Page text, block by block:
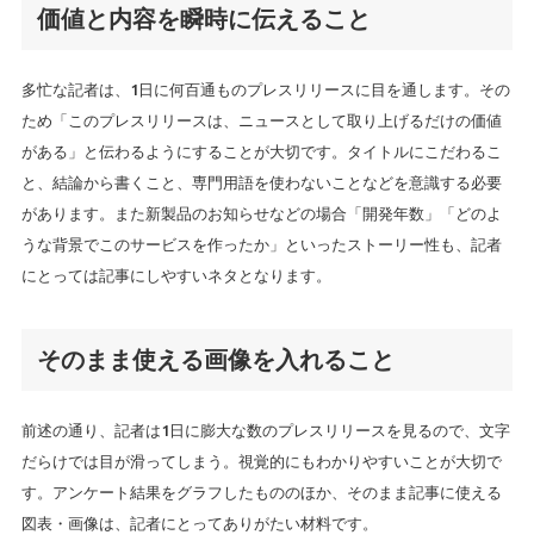
価値と内容を瞬時に伝えること
多忙な記者は、1日に何百通ものプレスリリースに目を通します。その
ため「このプレスリリースは、ニュースとして取り上げるだけの価値
がある」と伝わるようにすることが大切です。タイトルにこだわるこ
と、結論から書くこと、専門用語を使わないことなどを意識する必要
があります。また新製品のお知らせなどの場合「開発年数」「どのよ
うな背景でこのサービスを作ったか」といったストーリー性も、記者
にとっては記事にしやすいネタとなります。
そのまま使える画像を入れること
前述の通り、記者は1日に膨大な数のプレスリリースを見るので、文字
だらけでは目が滑ってしまう。視覚的にもわかりやすいことが大切で
す。アンケート結果をグラフしたもののほか、そのまま記事に使える
図表・画像は、記者にとってありがたい材料です。